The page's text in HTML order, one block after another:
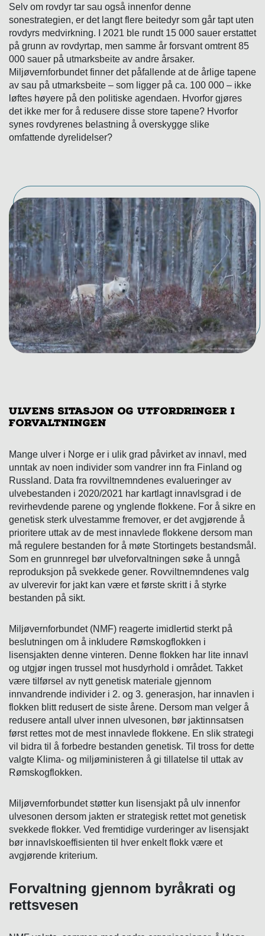
Selv om rovdyr tar sau også innenfor denne
sonestrategien, er det langt flere beitedyr som går tapt uten
rovdyrs medvirkning. I 2021 ble rundt 15 000 sauer erstattet
på grunn av rovdyrtap, men samme år forsvant omtrent 85
000 sauer på utmarksbeite av andre årsaker.
Miljøvernforbundet finner det påfallende at de årlige tapene
av sau på utmarksbeite – som ligger på ca. 100 000 – ikke
løftes høyere på den politiske agendaen. Hvorfor gjøres
det ikke mer for å redusere disse store tapene? Hvorfor
synes rovdyrenes belastning å overskygge slike
omfattende dyrelidelser?
Ulvens sitasjon og utfordringer i
forvaltningen
Mange ulver i Norge er i ulik grad påvirket av innavl, med
unntak av noen individer som vandrer inn fra Finland og
Russland. Data fra rovviltnemndenes evalueringer av
ulvebestanden i 2020/2021 har kartlagt innavlsgrad i de
revirhevdende parene og ynglende flokkene. For å sikre en
genetisk sterk ulvestamme fremover, er det avgjørende å
prioritere uttak av de mest innavlede flokkene dersom man
må regulere bestanden for å møte Stortingets bestandsmål.
Som en grunnregel bør ulveforvaltningen søke å unngå
reproduksjon på svekkede gener. Rovviltnemndenes valg
av ulverevir for jakt kan være et første skritt i å styrke
bestanden på sikt.
Miljøvernforbundet (NMF) reagerte imidlertid sterkt på
beslutningen om å inkludere Rømskogflokken i
lisensjakten denne vinteren. Denne flokken har lite innavl
og utgjør ingen trussel mot husdyrhold i området. Takket
være tilførsel av nytt genetisk materiale gjennom
innvandrende individer i 2. og 3. generasjon, har innavlen i
flokken blitt redusert de siste årene. Dersom man velger å
redusere antall ulver innen ulvesonen, bør jaktinnsatsen
først rettes mot de mest innavlede flokkene. En slik strategi
vil bidra til å forbedre bestanden genetisk. Til tross for dette
valgte Klima- og miljøministeren å gi tillatelse til uttak av
Rømskogflokken.
Miljøvernforbundet støtter kun lisensjakt på ulv innenfor
ulvesonen dersom jakten er strategisk rettet mot genetisk
svekkede flokker. Ved fremtidige vurderinger av lisensjakt
bør innavlskoeffisienten til hver enkelt flokk være et
avgjørende kriterium.
Forvaltning gjennom byråkrati og
rettsvesen